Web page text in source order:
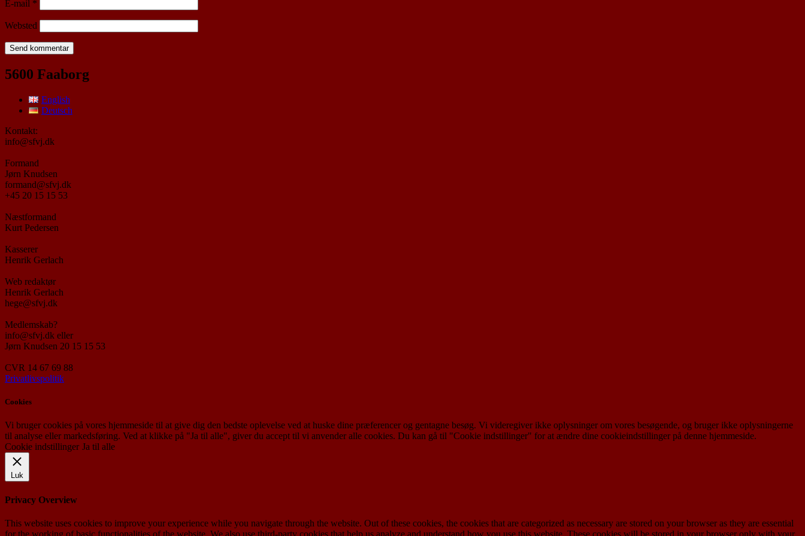
E-mail *
Websted
5600 Faaborg
English
Deutsch
Kontakt:
info@sfvj.dk
Formand
Jørn Knudsen
formand@sfvj.dk
+45 20 15 15 53
Næstformand
Kurt Pedersen
Kasserer
Henrik Gerlach
Web redaktør
Henrik Gerlach
hege@sfvj.dk
Medlemskab?
info@sfvj.dk eller
Jørn Knudsen 20 15 15 53
CVR 14 67 69 88
Privatlivspolitik
Cookies
Vi bruger cookies på vores hjemmeside til at give dig den bedste oplevelse ved at huske dine præferencer og gentagne besøg. Vi videregiver ikke oplysninger om vores besøgende, og bruger ikke oplysningerne
til analyse eller markedsføring. Ved at klikke på "Ja til alle", giver du accept til vi anvender alle cookies. Du kan gå til "Cookie indstillinger" for at ændre dine cookieindstillinger på denne hjemmeside.
Cookie indstillinger Ja til alle
Luk
Privacy Overview
This website uses cookies to improve your experience while you navigate through the website. Out of these cookies, the cookies that are categorized as necessary are stored on your browser as they are essential
for the working of basic functionalities of the website. We also use third-party cookies that help us analyze and understand how you use this website. These cookies will be stored in your browser only with your